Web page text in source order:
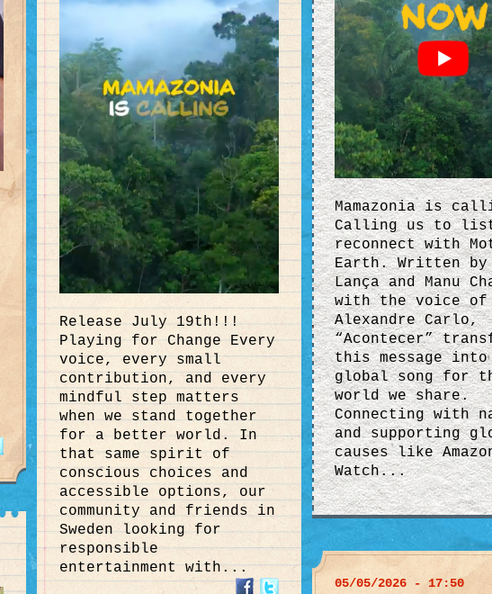
Mamazonia is
Calling us to
reconnect with
Earth. Written by
Lança and Manu
with the voice of
Alexandre Carlo,
“Acontecer”
this message into
global song for
world we share.
Connecting with
and supporting
causes like
Watch...
Release July 19th!!!
Playing for Change Every
voice, every small
contribution, and every
mindful step matters
when we stand together
for a better world. In
that same spirit of
conscious choices and
accessible options, our
community and friends in
Sweden looking for
responsible
entertainment with...
05/05/2026 - 17:50